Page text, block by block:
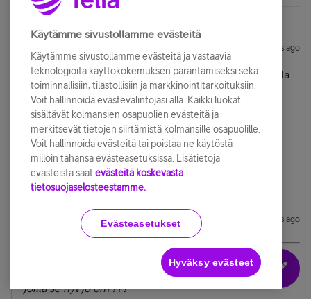
Forum|Forum|8 years ago
Ja koska se Telia-tunnus lakkaa toimimasta niiltäkin , joilla
se nyt jo on????
"Hiljaa hyvä tulee".
Forum|Forum|8 years ago
Ja koska se Telia-tunnus lakkaa toimimasta niiltäkin ,
joilla se nyt jo on????
Käytämme sivustollamme evästeitä
Käytämme sivustollamme evästeitä ja vastaavia
teknologioita käyttökokemuksen parantamiseksi sekä
toiminnallisiin, tilastollisiin ja markkinointitarkoituksiin.
Voit hallinnoida evästevalintojasi alla. Kaikki luokat
sisältävät kolmansien osapuolien evästeitä ja
merkitsevät tietojen siirtämistä kolmansille osapuolille.
Voit hallinnoida evästeitä tai poistaa ne käytöstä
milloin tahansa evästeasetuksissa. Lisätietoja
evästeistä saat evästeitä koskevasta
tietosuojaselosteestamme.
Evästeasetukset
Hyväksy evästeet